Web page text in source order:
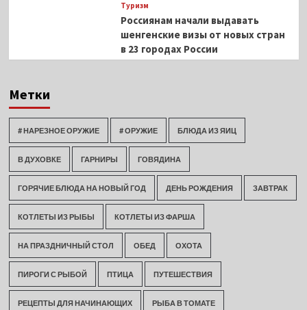
Туризм
Россиянам начали выдавать
шенгенские визы от новых стран
в 23 городах России
Метки
# НАРЕЗНОЕ ОРУЖИЕ # ОРУЖИЕ БЛЮДА ИЗ ЯИЦ
В ДУХОВКЕ ГАРНИРЫ ГОВЯДИНА
ГОРЯЧИЕ БЛЮДА НА НОВЫЙ ГОД ДЕНЬ РОЖДЕНИЯ ЗАВТРАК
КОТЛЕТЫ ИЗ РЫБЫ КОТЛЕТЫ ИЗ ФАРША
НА ПРАЗДНИЧНЫЙ СТОЛ ОБЕД ОХОТА
ПИРОГИ С РЫБОЙ ПТИЦА ПУТЕШЕСТВИЯ
РЕЦЕПТЫ ДЛЯ НАЧИНАЮЩИХ РЫБА В ТОМАТЕ